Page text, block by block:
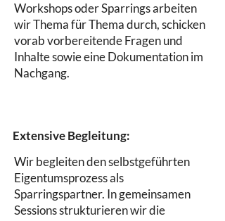
Workshops oder Sparrings arbeiten
wir Thema für Thema durch, schicken
vorab vorbereitende Fragen und
Inhalte sowie eine Dokumentation im
Nachgang.
Extensive Begleitung:
Wir begleiten den selbstgeführten
Eigentumsprozess als
Sparringspartner. In gemeinsamen
Sessions strukturieren wir die